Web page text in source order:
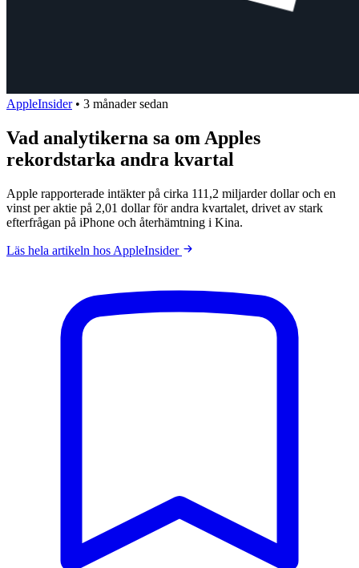
AppleInsider • 3 månader sedan
Vad analytikerna sa om Apples
rekordstarka andra kvartal
Apple rapporterade intäkter på cirka 111,2 miljarder dollar och en
vinst per aktie på 2,01 dollar för andra kvartalet, drivet av stark
efterfrågan på iPhone och återhämtning i Kina.
Läs hela artikeln hos AppleInsider